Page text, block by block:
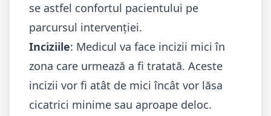
se astfel confortul pacientului pe
parcursul intervenției.
Inciziile: Medicul va face incizii mici în
zona care urmează a fi tratată. Aceste
incizii vor fi atât de mici încât vor lăsa
cicatrici minime sau aproape deloc.